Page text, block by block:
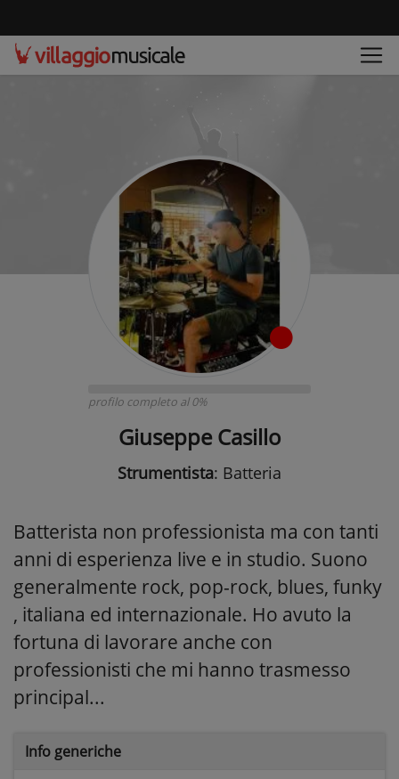
profilo completo al 0%
Giuseppe Casillo
Strumentista: Batteria
Batterista non professionista ma con tanti
anni di esperienza live e in studio. Suono
generalmente rock, pop-rock, blues, funky
, italiana ed internazionale. Ho avuto la
fortuna di lavorare anche con
professionisti che mi hanno trasmesso
principal...
Info generiche